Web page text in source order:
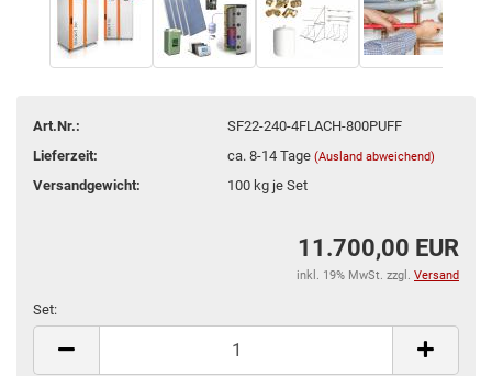
Art.Nr.:
SF22-240-4FLACH-800PUFF
Lieferzeit:
ca. 8-14 Tage (Ausland abweichend)
Versandgewicht: 100kg je Set
11.700,00 EUR
inkl. 19% MwSt. zzgl. Versand
Set:
Set